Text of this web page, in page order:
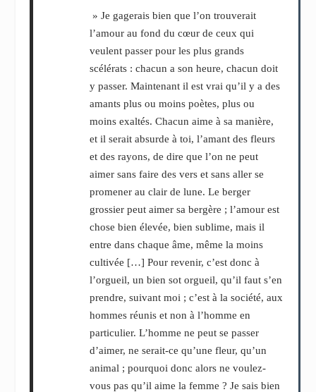
» Je gagerais bien que l’on trouverait
l’amour au fond du cœur de ceux qui
veulent passer pour les plus grands
scélérats : chacun a son heure, chacun doit
y passer. Maintenant il est vrai qu’il y a des
amants plus ou moins poètes, plus ou
moins exaltés. Chacun aime à sa manière,
et il serait absurde à toi, l’amant des fleurs
et des rayons, de dire que l’on ne peut
aimer sans faire des vers et sans aller se
promener au clair de lune. Le berger
grossier peut aimer sa bergère ; l’amour est
chose bien élevée, bien sublime, mais il
entre dans chaque âme, même la moins
cultivée […] Pour revenir, c’est donc à
l’orgueil, un bien sot orgueil, qu’il faut s’en
prendre, suivant moi ; c’est à la société, aux
hommes réunis et non à l’homme en
particulier. L’homme ne peut se passer
d’aimer, ne serait-ce qu’une fleur, qu’un
animal ; pourquoi donc alors ne voulez-
vous pas qu’il aime la femme ? Je sais bien